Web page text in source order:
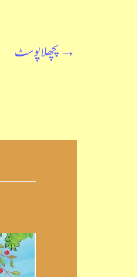
→پچھلا پوسٹ